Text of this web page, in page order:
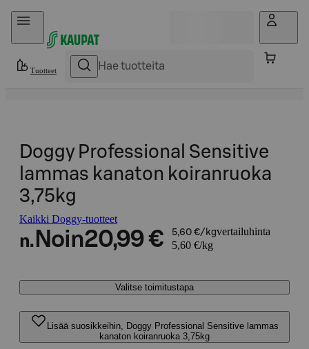
Hyppää sisältöön
Tuotteet
Doggy Professional Sensitive
lammas kanaton koiranruoka
3,75kg
Kaikki Doggy-tuotteet
n. Noin20,99 € 5,60 €/kgvertailuhinta
5,60 €/kg
Valitse toimitustapa
Lisää suosikkeihin, Doggy Professional Sensitive lammas
kanaton koiranruoka 3,75kg